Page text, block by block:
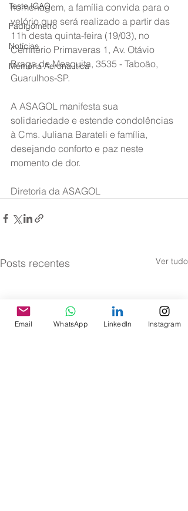
Teste ICAO
Fadigômetro
Notícias
Memória Aeronáutica
homenagem, a família convida para o
velório que será realizado a partir das
11h desta quinta-feira (19/03), no
Cemitério Primaveras 1, Av. Otávio
Braga de Mesquita, 3535 - Taboão,
Guarulhos-SP.
A ASAGOL manifesta sua
solidariedade e estende condolências
à Cms. Juliana Barateli e família,
desejando conforto e paz neste
momento de dor.
Diretoria da ASAGOL
Posts recentes Ver tudo
Email WhatsApp LinkedIn Instagram